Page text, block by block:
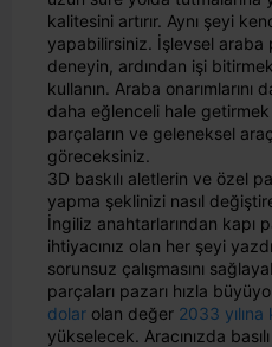
kalitesini artırır. Aynı şeyi
yapabilirsiniz. İşlevsel araba
deneyin, ardından işi
kullanın. Araba onarımlarını
daha eğlenceli hale getirmek
parçaların ve geleneksel
göreceksiniz.
3D baskılı aletlerin ve özel
yapma şeklinizi nasıl
İngiliz anahtarlarından kapı
ihtiyacınız olan her şeyi
sorunsuz çalışmasını
parçaları pazarı hızla
dolar olan değer 2033
yükselecek. Aracınızda